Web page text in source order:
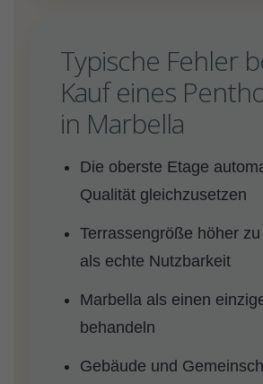
Typische Fehler
Kauf eines
in Marbella
Die oberste Etage
Qualität gleichzusetzen
Terrassengröße höher
als echte Nutzbarkeit
Marbella als einen
behandeln
Gebäude und